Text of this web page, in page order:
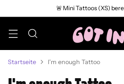
🚨 Mini Tattoos (XS)
Startseite I'm enough Tattoo